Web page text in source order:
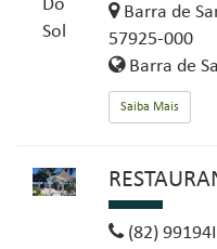
Barra de
57925-000
Barra de
Saiba Mais
(82)